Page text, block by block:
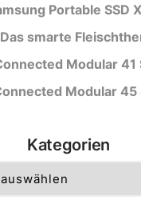
Portable SSD
Das smarte
Modular
Modular
Kategorien